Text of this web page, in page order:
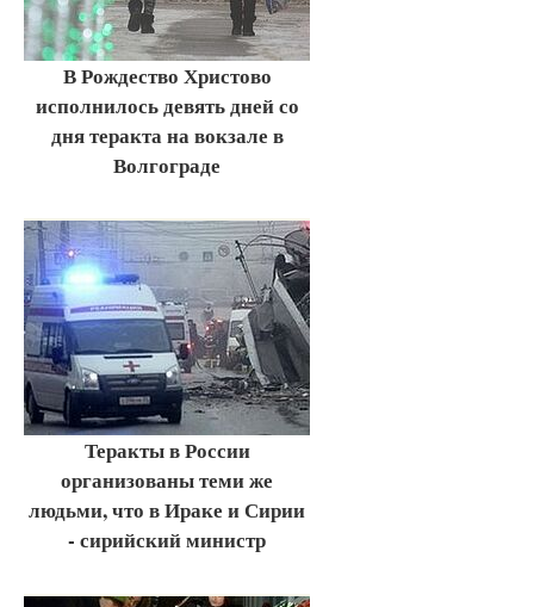
В Рождество Христово
исполнилось девять дней со
дня теракта на вокзале в
Волгограде
Теракты в России
организованы теми же
людьми, что в Ираке и Сирии
- сирийский министр